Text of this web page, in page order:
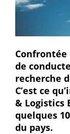
Confrontée
de
recherche
C’est ce
& Logistics
quelques
du pays.